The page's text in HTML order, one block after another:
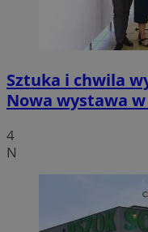
Sztuka i chwila
Nowa wystawa
4
N